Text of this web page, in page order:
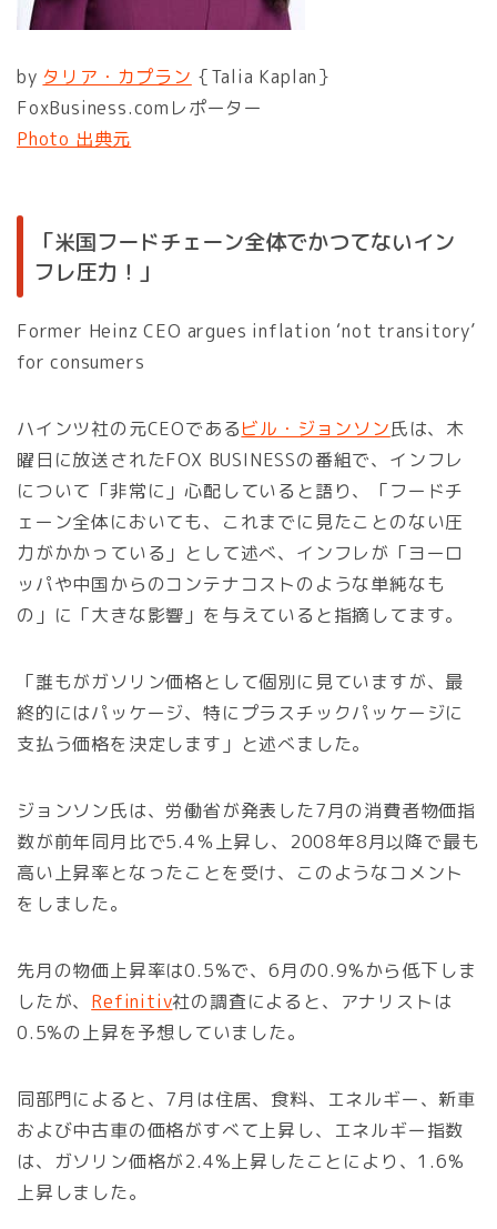
by タリア・カプラン ｛Talia Kaplan｝
FoxBusiness.comレポーター
Photo 出典元
「米国フードチェーン全体でかつてないイン
フレ圧力！」
Former Heinz CEO argues inflation ‘not transitory’
for consumers
ハインツ社の元CEOであるビル・ジョンソン氏は、木
曜日に放送されたFOX BUSINESSの番組で、インフレ
について「非常に」心配していると語り、「フードチ
ェーン全体においても、これまでに見たことのない圧
力がかかっている」として述べ、インフレが「ヨーロ
ッパや中国からのコンテナコストのような単純なも
の」に「大きな影響」を与えていると指摘してます。
「誰もがガソリン価格として個別に見ていますが、最
終的にはパッケージ、特にプラスチックパッケージに
支払う価格を決定します」と述べました。
ジョンソン氏は、労働省が発表した7月の消費者物価指
数が前年同月比で5.4％上昇し、2008年8月以降で最も
高い上昇率となったことを受け、このようなコメント
をしました。
先月の物価上昇率は0.5%で、6月の0.9%から低下しま
したが、 Refinitiv社の調査によると、アナリストは
0.5%の上昇を予想していました。
同部門によると、7月は住居、食料、エネルギー、新車
および中古車の価格がすべて上昇し、エネルギー指数
は、ガソリン価格が2.4%上昇したことにより、1.6%
上昇しました。